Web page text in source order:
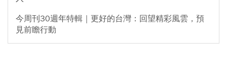
今周刊30週年特輯｜更好的台灣：回望精彩風雲，預
見前瞻行動